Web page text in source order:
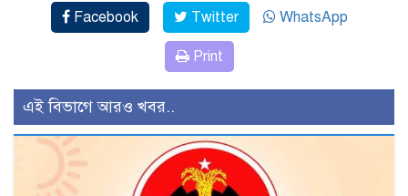
Facebook Twitter WhatsApp
Print
এই বিভাগে আরও খবর..